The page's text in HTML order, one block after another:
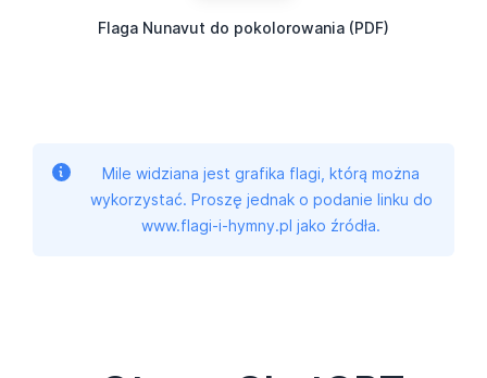
Flaga Nunavut do pokolorowania (PDF)
Mile widziana jest grafika flagi, którą można
wykorzystać. Proszę jednak o podanie linku do
www.flagi-i-hymny.pl jako źródła.